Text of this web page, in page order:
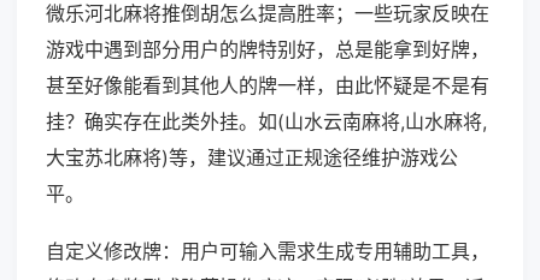
微乐河北麻将推倒胡怎么提高胜率；一些玩家反映在
游戏中遇到部分用户的牌特别好，总是能拿到好牌，
甚至好像能看到其他人的牌一样，由此怀疑是不是有
挂？确实存在此类外挂。如(山水云南麻将,山水麻将,
大宝苏北麻将)等，建议通过正规途径维护游戏公
平。
自定义修改牌：用户可输入需求生成专用辅助工具，